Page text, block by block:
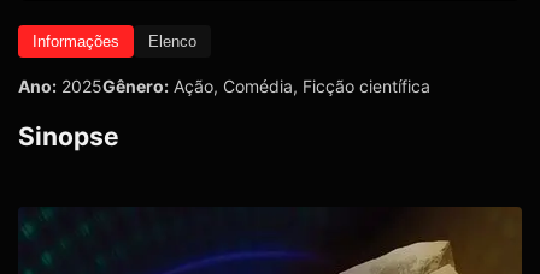
Informações Elenco
Ano: 2025Gênero: Ação, Comédia, Ficção científica
Sinopse